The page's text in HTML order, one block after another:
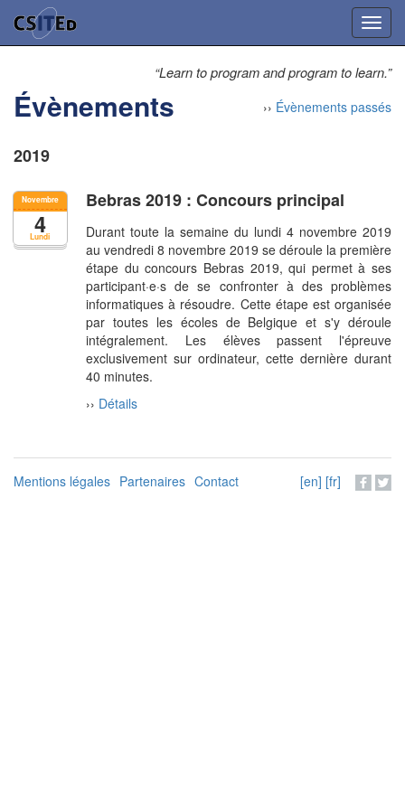
“Learn to program and program to learn.”
Évènements ›› Évènements passés
2019
Lundi
Novembre
4
Bebras 2019 : Concours principal
Durant toute la semaine du lundi 4 novembre 2019
au vendredi 8 novembre 2019 se déroule la première
étape du concours Bebras 2019, qui permet à ses
participant·e·s de se confronter à des problèmes
informatiques à résoudre. Cette étape est organisée
par toutes les écoles de Belgique et s'y déroule
intégralement. Les élèves passent l'épreuve
exclusivement sur ordinateur, cette dernière durant
40 minutes.
›› Détails
Mentions légales Partenaires Contact [en] [fr]